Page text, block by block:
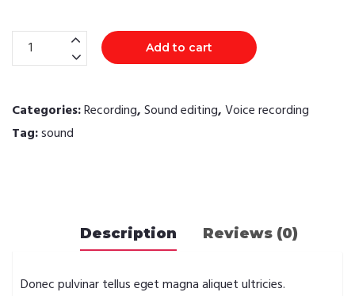
Vintage
Vinyl
Add to cart
Categories:Recording,Sound editing,Voice recording
Tag:sound
Description Reviews (0)
Donec pulvinar tellus eget magna aliquet ultricies.